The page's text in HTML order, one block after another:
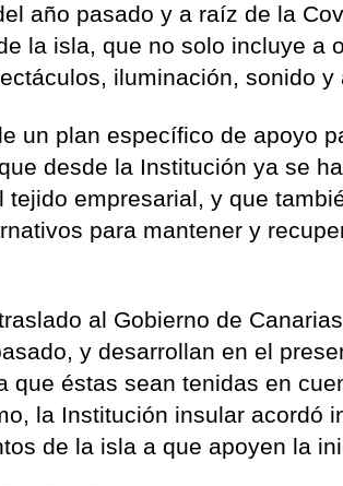
año pasado y a raíz de la
la isla, que no solo incluye a
iluminación, sonido y
un plan específico de apoyo
desde la Institución ya se
empresarial, y que
para mantener y
al Gobierno de
y desarrollan en el
que éstas sean tenidas en
la Institución insular acordó
de la isla a que apoyen la